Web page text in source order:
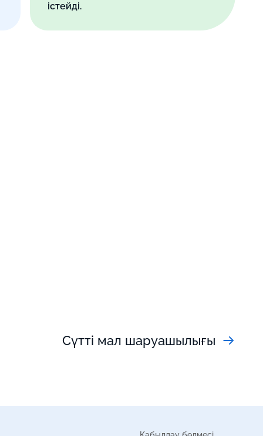
істейді.
Сүтті мал шаруашылығы